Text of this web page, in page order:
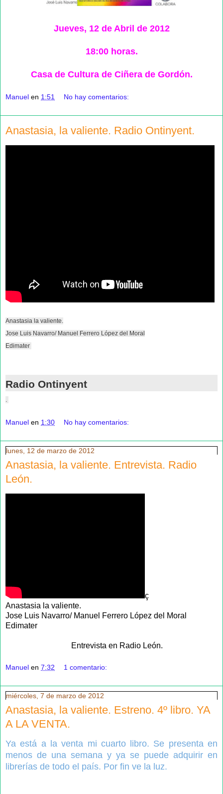
Jueves, 12 de Abril de 2012
18:00 horas.
Casa de Cultura de Ciñera de Gordón.
Manuel en 1:51 No hay comentarios:
Anastasia, la valiente. Radio Ontinyent.
Anastasia la valiente.
Jose Luis Navarro/ Manuel Ferrero López del Moral
Edimater
Radio Ontinyent
Manuel en 1:30 No hay comentarios:
lunes, 12 de marzo de 2012
Anastasia, la valiente. Entrevista. Radio
León.
ç
Anastasia la valiente.
Jose Luis Navarro/ Manuel Ferrero López del Moral
Edimater
Entrevista en Radio León.
Manuel en 7:32 1 comentario:
miércoles, 7 de marzo de 2012
Anastasia, la valiente. Estreno. 4º libro. YA
A LA VENTA.
Ya está a la venta mi cuarto libro. Se presenta en
menos de una semana y ya se puede adquirir en
librerías de todo el país. Por fin ve la luz.